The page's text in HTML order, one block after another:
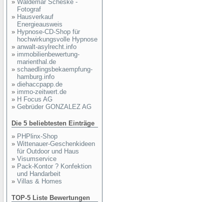
» Waldemar Scheske -
Fotograf
» Hausverkauf
Energieausweis
» Hypnose-CD-Shop für
hochwirkungsvolle Hypnose
» anwalt-asylrecht.info
» immobilienbewertung-
marienthal.de
» schaedlingsbekaempfung-
hamburg.info
» diehaccpapp.de
» immo-zeitwert.de
» H Focus AG
» Gebrüder GONZALEZ AG
Die 5 beliebtesten Einträge
» PHPlinx-Shop
» Wittenauer-Geschenkideen
für Outdoor und Haus
» Visumservice
» Pack-Kontor ? Konfektion
und Handarbeit
» Villas & Homes
TOP-5 Liste Bewertungen